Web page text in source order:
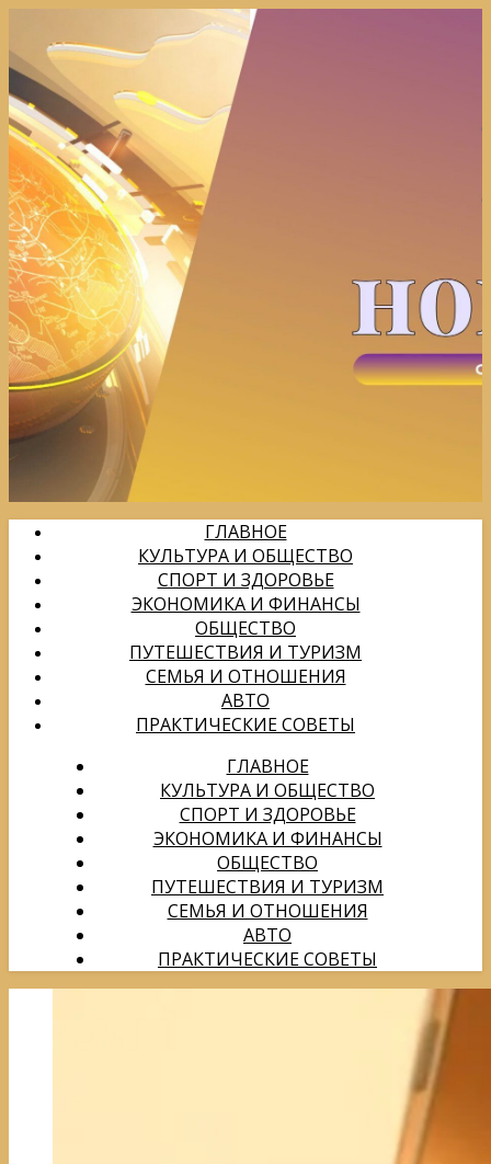
ГЛАВНОЕ
КУЛЬТУРА И ОБЩЕСТВО
СПОРТ И ЗДОРОВЬЕ
ЭКОНОМИКА И ФИНАНСЫ
ОБЩЕСТВО
ПУТЕШЕСТВИЯ И ТУРИЗМ
СЕМЬЯ И ОТНОШЕНИЯ
АВТО
ПРАКТИЧЕСКИЕ СОВЕТЫ
ГЛАВНОЕ
КУЛЬТУРА И ОБЩЕСТВО
СПОРТ И ЗДОРОВЬЕ
ЭКОНОМИКА И ФИНАНСЫ
ОБЩЕСТВО
ПУТЕШЕСТВИЯ И ТУРИЗМ
СЕМЬЯ И ОТНОШЕНИЯ
АВТО
ПРАКТИЧЕСКИЕ СОВЕТЫ